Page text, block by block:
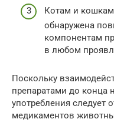
Котам и
обнаружена
компонентам
в любом
Поскольку
препаратами до конца
употребления следует
медикаментов